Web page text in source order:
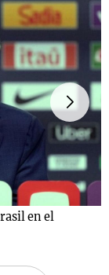
en el